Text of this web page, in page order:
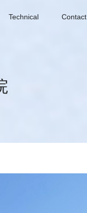
Technical Contact